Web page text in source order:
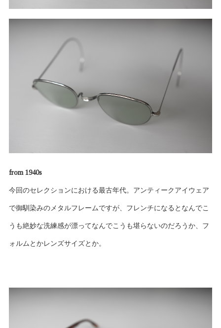
from 1940s
今回のセレクションにおける最古年代。アンティークアイウェア
で御馴染みのメタルフレームですが、フレンチになるとなんでこ
うも絶妙な洗練感が漂ってなんでこうも堪らないのだろうか、フ
ォルムとかレンズサイズとか。